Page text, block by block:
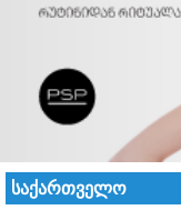
საქართველო